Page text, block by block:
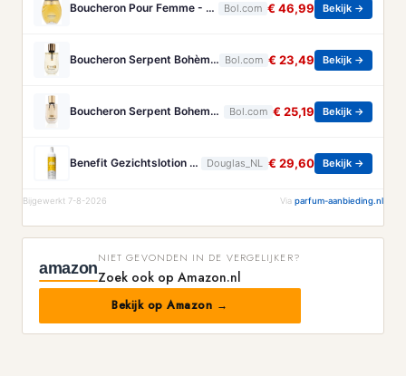
Boucheron Pour Femme - 100ml - Eau de toilette Bol.com € 46,99 Bekijk →
Boucheron Serpent Bohème Eau de Parfum 50 ml Bol.com € 23,49 Bekijk →
Boucheron Serpent Boheme Eau de parfum spray 30 ml Bol.com € 25,19 Bekijk →
Benefit Gezichtslotion The POREfessional Gezichtstoner Unisex 133ml Douglas_NL € 29,60 Bekijk →
Bijgewerkt 7-8-2026 Via parfum-aanbieding.nl
amazon
NIET GEVONDEN IN DE VERGELIJKER?
Zoek ook op Amazon.nl
Bekijk op Amazon →